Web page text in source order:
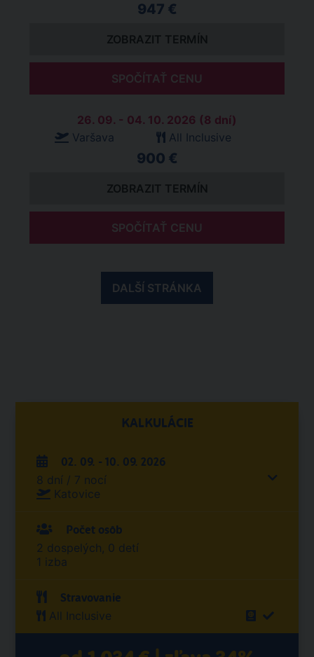
947 €
ZOBRAZIT TERMÍN
SPOČÍTAŤ CENU
26. 09. - 04. 10. 2026 (8 dní)
Varšava
All Inclusive
900 €
ZOBRAZIT TERMÍN
SPOČÍTAŤ CENU
DALŠÍ STRÁNKA
KALKULÁCIE
02. 09. - 10. 09. 2026
8 dní / 7 nocí
Katovice
Počet osôb
2 dospelých, 0 detí
1 izba
Stravovanie
All Inclusive